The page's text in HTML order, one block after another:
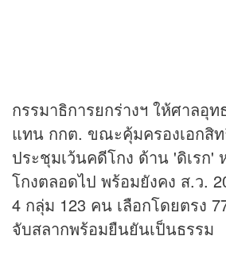
กรรมาธิการยกร่างฯ ให้ศาลอุ
แทน กกต. ขณะคุ้มครองเอกสิ
ประชุมเว้นคดีโกง ด้าน 'ดิเรก
โกงตลอดไป พร้อมยังคง ส.ว.
4 กลุ่ม 123 คน เลือกโดยตรง
จับสลากพร้อมยืนยันเป็นธรรม